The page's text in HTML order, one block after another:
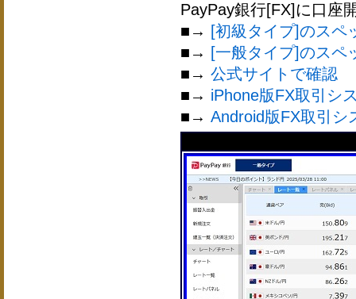
PayPay銀行[FX]に口座
■→ [初級タイプ]のスペ
■→ [一般タイプ]のスペ
■→ 公式サイトで確認
■→ iPhone版FX取引シ
■→ Android版FX取引シ